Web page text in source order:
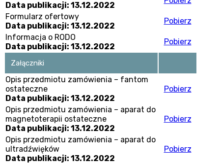
Data publikacji: 13.12.2022
Formularz ofertowy
Data publikacji: 13.12.2022
Pobierz
Informacja o RODO
Data publikacji: 13.12.2022
Pobierz
Załączniki
Opis przedmiotu zamówienia – fantom
ostateczne
Data publikacji: 13.12.2022
Pobierz
Opis przedmiotu zamówienia – aparat do
magnetoterapii ostateczne
Data publikacji: 13.12.2022
Pobierz
Opis przedmiotu zamówienia – aparat do
ultradźwięków
Data publikacji: 13.12.2022
Pobierz